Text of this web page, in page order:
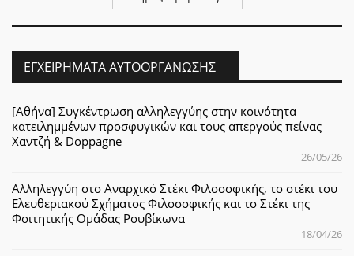
ΕΓΧΕΙΡΉΜΑΤΑ ΑΥΤΟΟΡΓΆΝΩΣΗΣ
[Αθήνα] Συγκέντρωση αλληλεγγύης στην κοινότητα
κατειλημμένων προσφυγικών και τους απεργούς πείνας
Χαντζή & Doppagne
26/05/26
Αλληλεγγύη στο Αναρχικό Στέκι Φιλοσοφικής, το στέκι του
Ελευθεριακού Σχήματος Φιλοσοφικής και το Στέκι της
Φοιτητικής Ομάδας Ρουβίκωνα
18/04/26